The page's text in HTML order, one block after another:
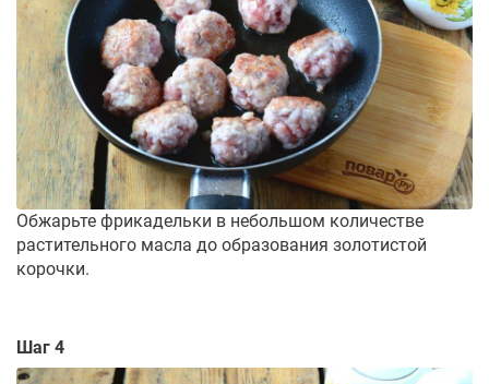
Обжарьте фрикадельки в небольшом количестве
растительного масла до образования золотистой
корочки.
Шаг 4